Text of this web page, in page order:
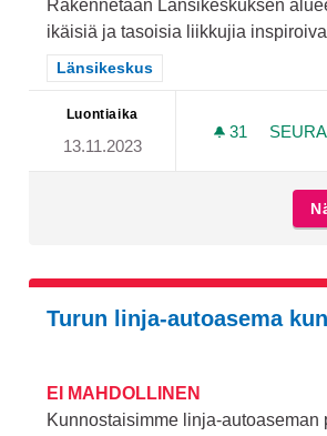
Rakennetaan Länsikeskuksen
ikäisiä ja tasoisia liikkujia
Rajaa tulokset teeman mukaan:
Länsikeskus
Luontiaika
13.11.2023
31 31
Turun linja-autoasema
EI MAHDOLLINEN
Kunnostaisimme linja-autoaseman